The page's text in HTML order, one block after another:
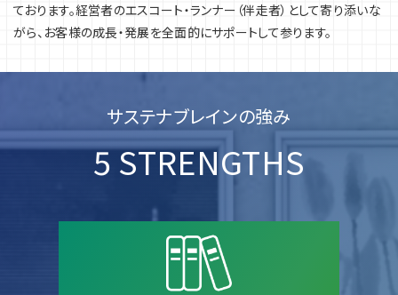
ております。経営者のエスコート・ランナー（伴走者）として寄り添いな
がら、お客様の成長・発展を全面的にサポートして参ります。
サステナブレインの強み
5 STRENGTHS